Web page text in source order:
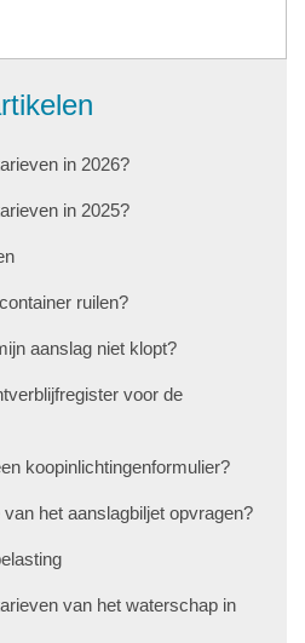
in 2026?
in 2025?
ruilen?
aanslag niet klopt?
voor de
koopinlichtingenformulier?
het aanslagbiljet opvragen?
van het waterschap in